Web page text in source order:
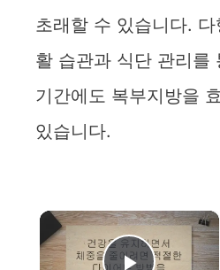
초래할 수 있습니다.
활 습관과 식단 관리를
기간에도 복부지방을
있습니다.
×